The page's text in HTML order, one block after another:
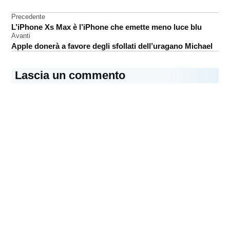
videogame
Navigazione
articoli
Precedente
L’iPhone Xs Max è l’iPhone che emette meno luce blu
Avanti
Apple donerà a favore degli sfollati dell’uragano Michael
Lascia un commento